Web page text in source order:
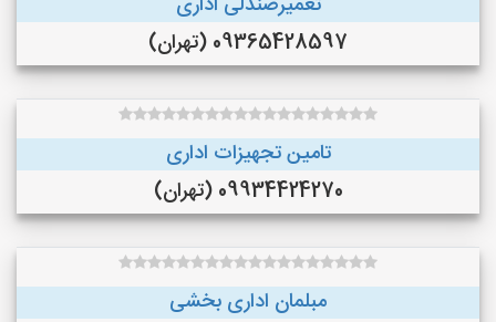
09365428597 (تهران)
تامین تجهیزات اداری
09934424270 (تهران)
مبلمان اداری بخشی